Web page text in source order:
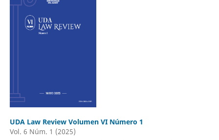
UDA Law Review Volumen VI Número 1
Vol. 6 Núm. 1 (2025)